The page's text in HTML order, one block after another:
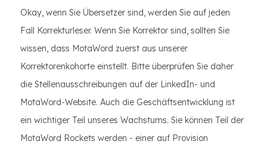
Okay, wenn Sie Übersetzer sind, werden Sie auf jeden
Fall Korrekturleser. Wenn Sie Korrektor sind, sollten Sie
wissen, dass MotaWord zuerst aus unserer
Korrektorenkohorte einstellt. Bitte überprüfen Sie daher
die Stellenausschreibungen auf der LinkedIn- und
MotaWord-Website. Auch die Geschäftsentwicklung ist
ein wichtiger Teil unseres Wachstums. Sie können Teil der
MotaWord Rockets werden - einer auf Provision